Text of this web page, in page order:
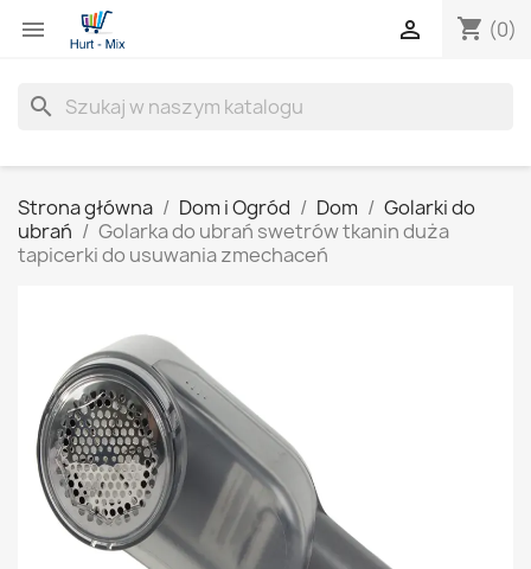
 shopping_cart (0)

search
Strona główna Dom i Ogród Dom
Golarki do
ubrań
Golarka do ubrań swetrów tkanin duża
tapicerki do usuwania zmechaceń